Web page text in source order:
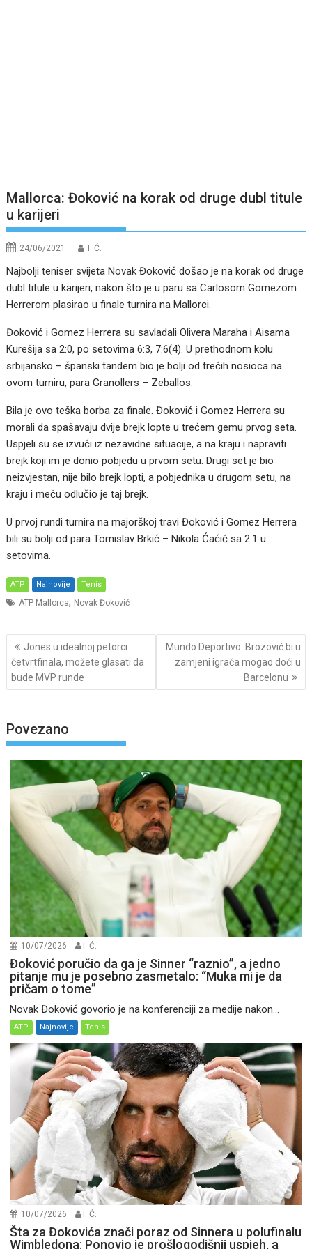
Mallorca: Đoković na korak od druge dubl titule
u karijeri
24/06/2021 I. Ć.
Najbolji teniser svijeta Novak Đoković došao je na korak od druge
dubl titule u karijeri, nakon što je u paru sa Carlosom Gomezom
Herrerom plasirao u finale turnira na Mallorci.
Đoković i Gomez Herrera su savladali Olivera Maraha i Aisama
Kurešija sa 2:0, po setovima 6:3, 7:6(4). U prethodnom kolu
srbijansko – španski tandem bio je bolji od trećih nosioca na
ovom turniru, para Granollers – Zeballos.
Bila je ovo teška borba za finale. Đoković i Gomez Herrera su
morali da spašavaju dvije brejk lopte u trećem gemu prvog seta.
Uspjeli su se izvući iz nezavidne situacije, a na kraju i napraviti
brejk koji im je donio pobjedu u prvom setu. Drugi set je bio
neizvjestan, nije bilo brejk lopti, a pobjednika u drugom setu, na
kraju i meču odlučio je taj brejk.
U prvoj rundi turnira na majorškoj travi Đoković i Gomez Herrera
bili su bolji od para Tomislav Brkić – Nikola Ćaćić sa 2:1 u
setovima.
ATP Najnovije Tenis
ATP Mallorca, Novak Đoković
Post
navigation
Jones u idealnoj petorci
četvrtfinala, možete glasati da
bude MVP runde
Mundo Deportivo: Brozović bi u
zamjeni igrača mogao doći u
Barcelonu
Povezano
10/07/2026 I. Ć.
Đoković poručio da ga je Sinner “raznio”, a jedno
pitanje mu je posebno zasmetalo: “Muka mi je da
pričam o tome”
Novak Đoković govorio je na konferenciji za medije nakon...
ATP Najnovije Tenis
10/07/2026 I. Ć.
Šta za Đokovića znači poraz od Sinnera u polufinalu
Wimbledona: Ponovio je prošlogodišnji uspjeh, a